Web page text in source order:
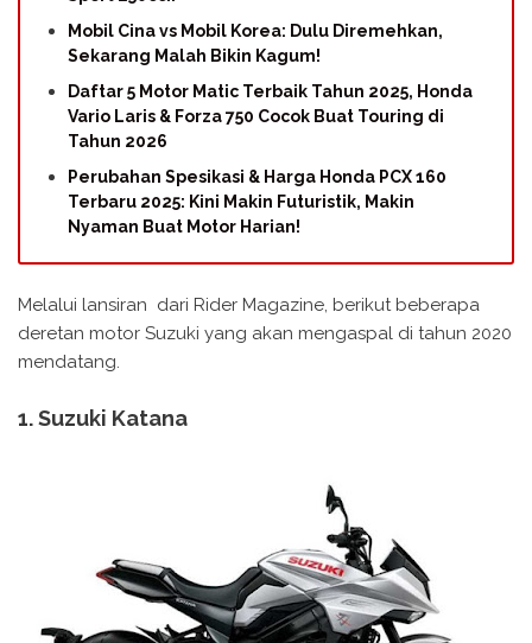
Mobil Cina vs Mobil Korea: Dulu Diremehkan,
Sekarang Malah Bikin Kagum!
Daftar 5 Motor Matic Terbaik Tahun 2025, Honda
Vario Laris & Forza 750 Cocok Buat Touring di
Tahun 2026
Perubahan Spesikasi & Harga Honda PCX 160
Terbaru 2025: Kini Makin Futuristik, Makin
Nyaman Buat Motor Harian!
Melalui lansiran dari Rider Magazine, berikut beberapa
deretan motor Suzuki yang akan mengaspal di tahun 2020
mendatang.
1. Suzuki Katana